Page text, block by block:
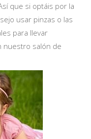
que si optáis por la
usar pinzas o las
para llevar
nuestro salón de